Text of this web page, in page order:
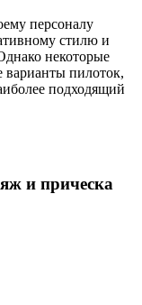
персоналу
стилю и
некоторые
варианты пилоток,
подходящий
и прическа